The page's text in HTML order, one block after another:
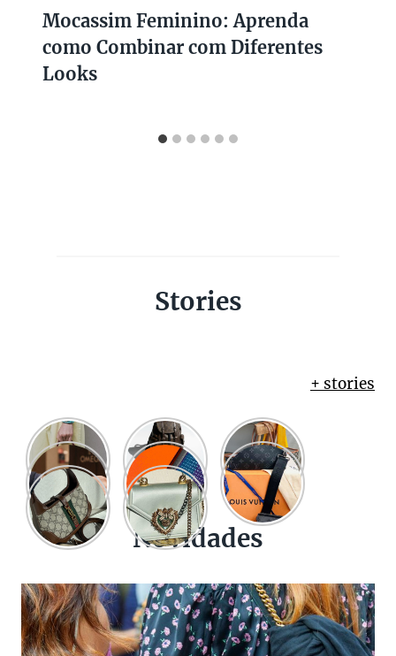
Mocassim Feminino: Aprenda
como Combinar com Diferentes
Looks
Stories
+ stories
Novidades